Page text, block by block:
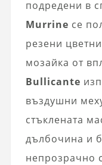
подредени в
Murrine се
резени
мозайка от
Bullicante
въздушни
стъклената
дълбочина и
непрозрачно